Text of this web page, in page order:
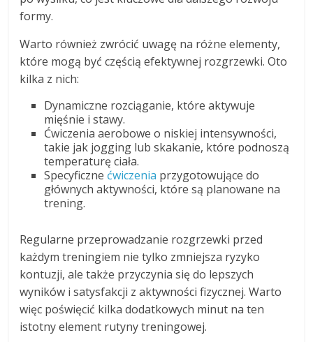
formy.
Warto również zwrócić uwagę na różne elementy,
które mogą być częścią efektywnej rozgrzewki. Oto
kilka z nich:
Dynamiczne rozciąganie, które aktywuje
mięśnie i stawy.
Ćwiczenia aerobowe o niskiej intensywności,
takie jak jogging lub skakanie, które podnoszą
temperaturę ciała.
Specyficzne ćwiczenia przygotowujące do
głównych aktywności, które są planowane na
trening.
Regularne przeprowadzanie rozgrzewki przed
każdym treningiem nie tylko zmniejsza ryzyko
kontuzji, ale także przyczynia się do lepszych
wyników i satysfakcji z aktywności fizycznej. Warto
więc poświęcić kilka dodatkowych minut na ten
istotny element rutyny treningowej.